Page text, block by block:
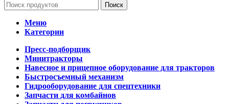
Поиск
Меню
Категории
Пресс-подборщик
Минитракторы
Навесное и прицепное оборудование для тракторов
Быстросъемный механизм
Гидрооборудование для спецтехники
Запчасти для комбайнов